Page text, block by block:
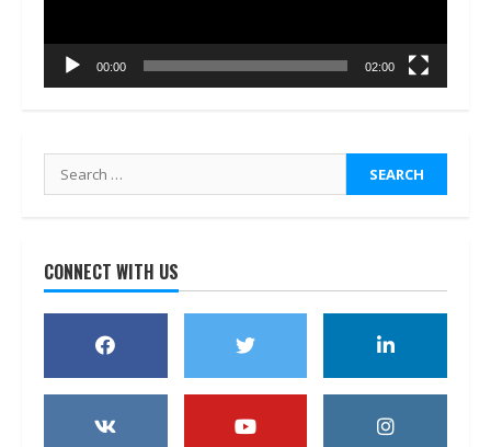
00:00 02:00
Search
for:
CONNECT WITH US